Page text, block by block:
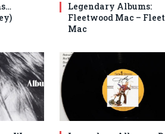
Legendary Albums:
Fleetwood Mac –
Mac